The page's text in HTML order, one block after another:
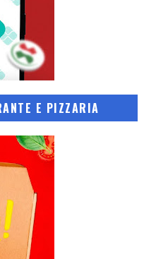
E PIZZARIA